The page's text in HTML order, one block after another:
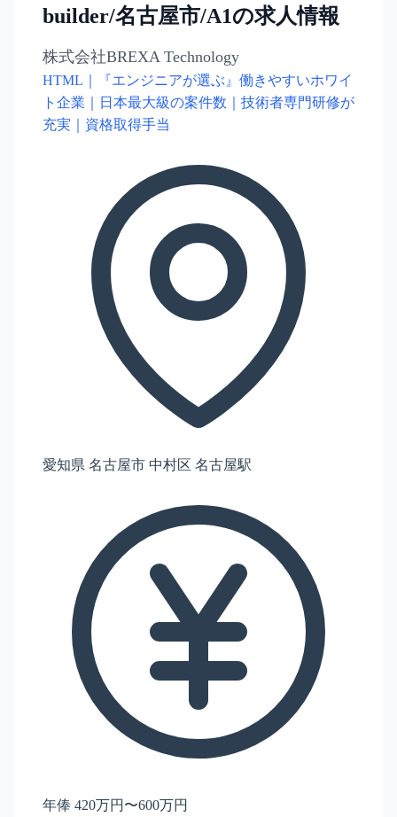
builder/名古屋市/A1の求人情報
株式会社BREXA Technology
HTML｜『エンジニアが選ぶ』働きやすいホワイ
ト企業｜日本最大級の案件数｜技術者専門研修が
充実｜資格取得手当
愛知県 名古屋市 中村区 名古屋駅
年俸 420万円〜600万円